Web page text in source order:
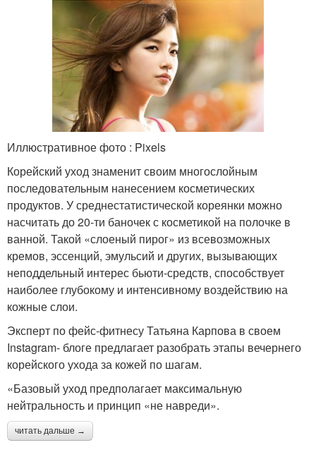
Иллюстративное фото : Pixels
Корейский уход знаменит своим многослойным
последовательным нанесением косметических
продуктов. У среднестатистической кореянки можно
насчитать до 20-ти баночек с косметикой на полочке в
ванной. Такой «слоеный пирог» из всевозможных
кремов, эссенций, эмульсий и других, вызывающих
неподдельный интерес бьюти-средств, способствует
наиболее глубокому и интенсивному воздействию на
кожные слои.
Эксперт по фейс-фитнесу Татьяна Карпова в своем
Instagram- блоге предлагает разобрать этапы вечернего
корейского ухода за кожей по шагам.
«Базовый уход предполагает максимальную
нейтральность и принцип «не навреди».
читать дальше →